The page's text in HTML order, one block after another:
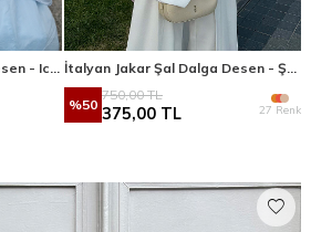
%50
750,00TL
375,00 TL 27 Renk